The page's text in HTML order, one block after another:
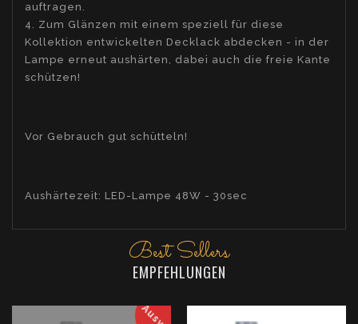
auftragen.
4. Zum Glänzen mit einem speziell für diese
Kollektion entwickelten Decklack abdecken - in der
Lampe erneut aushärten, dabei auch die freie Kante
schützen!
Vor Gebrauch gut schütteln!
Aushärtezeit: LED-Lampe 48W - 30sec
Best Sellers
EMPFEHLUNGEN